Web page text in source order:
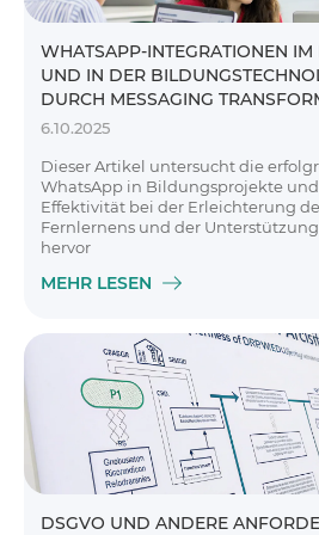
WHATSAPP-INTEGRATIONEN
UND IN DER
DURCH MESSAGING
6.10.2025
Dieser Artikel untersucht die
WhatsApp in Bildungsprojekte
Effektivität bei der Erleichterung
Fernlernens und der
hervor
MEHR LESEN
DSGVO UND ANDERE